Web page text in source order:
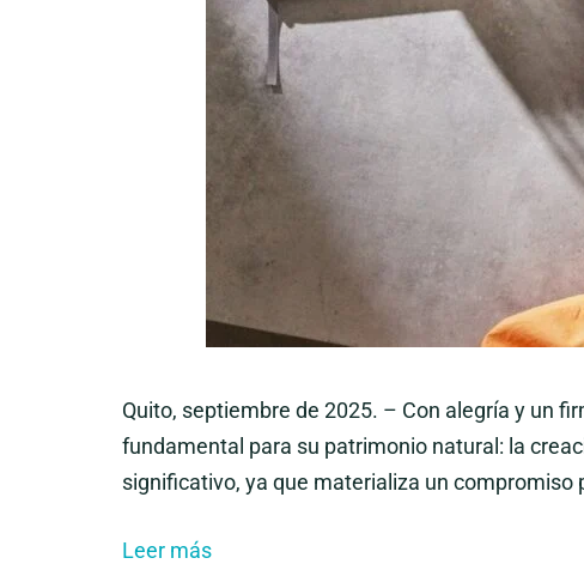
Quito, septiembre de 2025. – Con alegría y un
fundamental para su patrimonio natural: la
significativo, ya que materializa un compromiso
Leer más